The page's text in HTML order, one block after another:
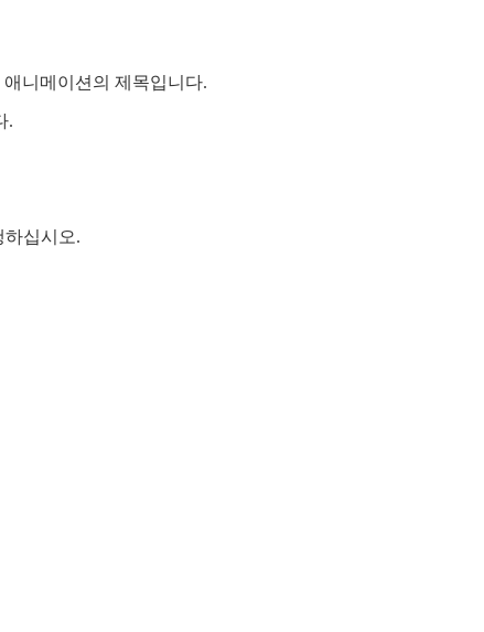
니메이션의 제목입니다.
.
하십시오.